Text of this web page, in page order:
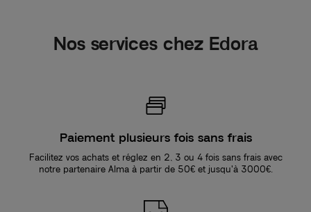
Nos services chez Edora
Paiement plusieurs fois sans frais
Facilitez vos achats et réglez en 2, 3 ou 4 fois sans frais avec
notre partenaire Alma à partir de 50€ et jusqu'à 3000€.